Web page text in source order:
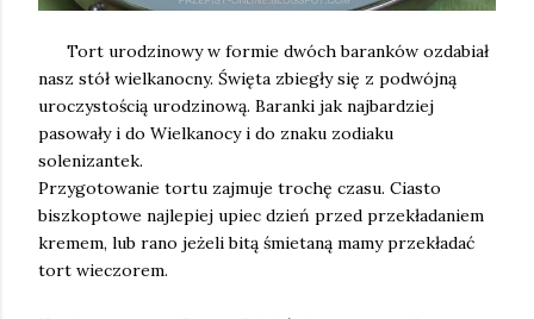
Tort urodzinowy w formie dwóch baranków ozdabiał
nasz stół wielkanocny. Święta zbiegły się z podwójną
uroczystością urodzinową. Baranki jak najbardziej
pasowały i do Wielkanocy i do znaku zodiaku
solenizantek.
Przygotowanie tortu zajmuje trochę czasu. Ciasto
biszkoptowe najlepiej upiec dzień przed przekładaniem
kremem, lub rano jeżeli bitą śmietaną mamy przekładać
tort wieczorem.